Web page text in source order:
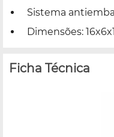
Sistema
Dimensões:
Ficha Técnica